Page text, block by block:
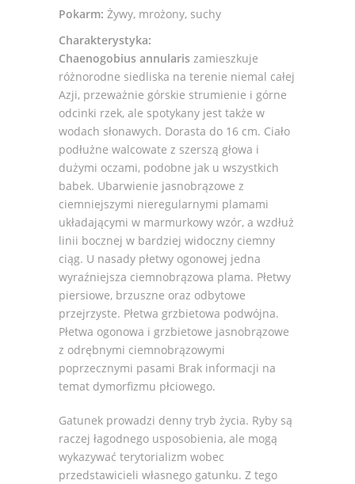
Pokarm: Żywy, mrożony, suchy
Charakterystyka:
Chaenogobius annularis zamieszkuje
różnorodne siedliska na terenie niemal całej
Azji, przeważnie górskie strumienie i górne
odcinki rzek, ale spotykany jest także w
wodach słonawych. Dorasta do 16 cm. Ciało
podłużne walcowate z szerszą głowa i
dużymi oczami, podobne jak u wszystkich
babek. Ubarwienie jasnobrązowe z
ciemniejszymi nieregularnymi plamami
układającymi w marmurkowy wzór, a wzdłuż
linii bocznej w bardziej widoczny ciemny
ciąg. U nasady płetwy ogonowej jedna
wyraźniejsza ciemnobrązowa plama. Płetwy
piersiowe, brzuszne oraz odbytowe
przejrzyste. Płetwa grzbietowa podwójna.
Płetwa ogonowa i grzbietowe jasnobrązowe
z odrębnymi ciemnobrązowymi
poprzecznymi pasami Brak informacji na
temat dymorfizmu płciowego.
Gatunek prowadzi denny tryb życia. Ryby są
raczej łagodnego usposobienia, ale mogą
wykazywać terytorializm wobec
przedstawicieli własnego gatunku. Z tego